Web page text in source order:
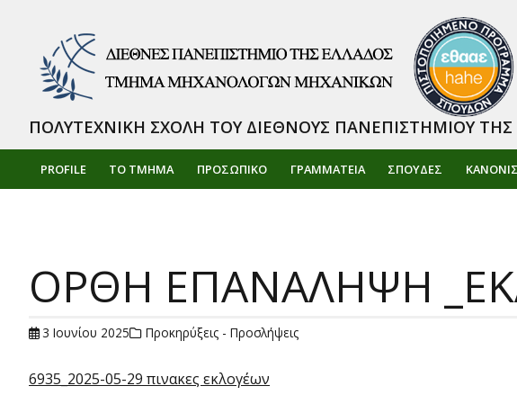
PROFILE ΤΟ ΤΜΗΜΑ ΠΡΟΣΩΠΙΚΌ ΓΡΑΜΜΑΤΕΙΑ ΣΠΟΥΔΕΣ
ΠΟΛΥΤΕΧΝΙΚΗ ΣΧΟΛΗ ΤΟΥ ΔΙΕΘΝΟΥΣ ΠΑΝΕΠΙΣΤΗΜΙΟΥ ΤΗΣ
ΟΡΘΗ ΕΠΑΝΑΛΗΨΗ
3 Ιουνίου 2025 Προκηρύξεις - Προσλήψεις
6935_2025-05-29 πινακες εκλογέων